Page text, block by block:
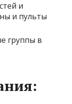
и
и пульты
группы в